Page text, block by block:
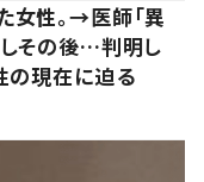
女性。→医師「異
しその後…判明し
の現在に迫る